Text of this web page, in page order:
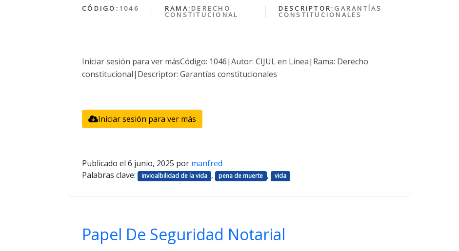
CÓDIGO: 1046 RAMA: DERECHO
CONSTITUCIONAL
DESCRIPTOR: GARANTÍAS
CONSTITUCIONALES
Iniciar sesión para ver másCódigo: 1046|Autor: CIJUL en Línea|Rama: Derecho
constitucional|Descriptor: Garantías constitucionales
Iniciar sesión para ver más
Publicado el 6 junio, 2025 por manfred
Palabras clave:
invioalbilidad de la vida , pena de muerte , vida
Papel De Seguridad Notarial